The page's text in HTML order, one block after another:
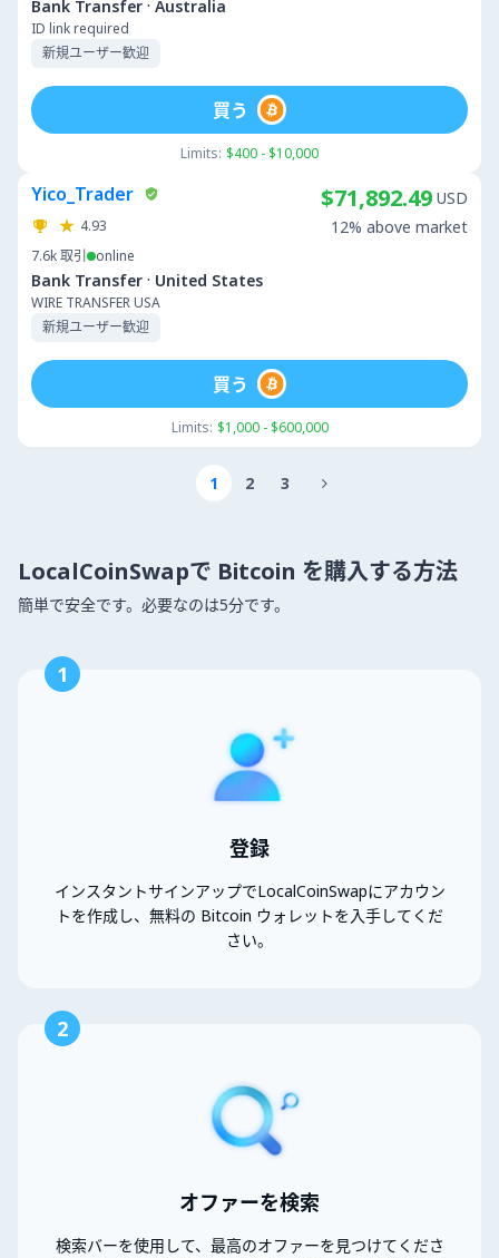
Bank Transfer · Australia
ID link required
新規ユーザー歓迎
Limits: $400 - $10,000
買う
Yico_Trader
4.93
7.6k取引 online
Bank Transfer · United States
WIRE TRANSFER USA
新規ユーザー歓迎
$71,892.49 USD
12% above market
Limits: $1,000 - $600,000
買う
1 2 3 
LocalCoinSwapで Bitcoin を購入する方法
簡単で安全です。必要なのは5分です。
1
登録
インスタントサインアップでLocalCoinSwapにアカウン
トを作成し、無料の Bitcoin ウォレットを入手してくだ
さい。
2
オファーを検索
検索バーを使用して、最高のオファーを見つけてくださ